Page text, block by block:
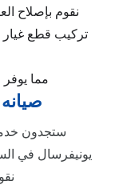
نقوم بإصلاح
تركيب قطع غيار
مما يوفر
ستجدون
يونيفرسال في